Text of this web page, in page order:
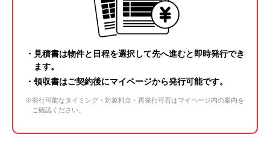
・見積書は物件と日程を選択して先へ進むと即時発行でき
ます。
・領収書はご契約後にマイページから発行可能です。
※発行可能なタイミング・対象料金・再発行可否はマイページ内の案内を
ご確認ください。